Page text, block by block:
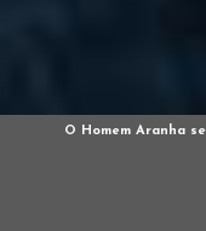
O Homem Aranha